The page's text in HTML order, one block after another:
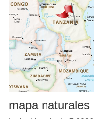
mapa naturales